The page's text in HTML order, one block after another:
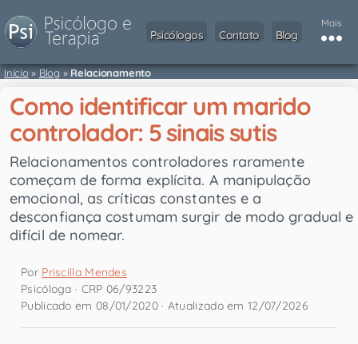
Psicólogos Contato Blog
Mais
Início» Blog»Relacionamento
Como identificar um marido
controlador: 5 sinais sutis
Relacionamentos controladores raramente
começam de forma explícita. A manipulação
emocional, as críticas constantes e a
desconfiança costumam surgir de modo gradual e
difícil de nomear.
Por Priscilla Mendes
Psicóloga · CRP 06/93223
Publicado em 08/01/2020 · Atualizado em 12/07/2026